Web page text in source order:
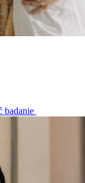
badanie